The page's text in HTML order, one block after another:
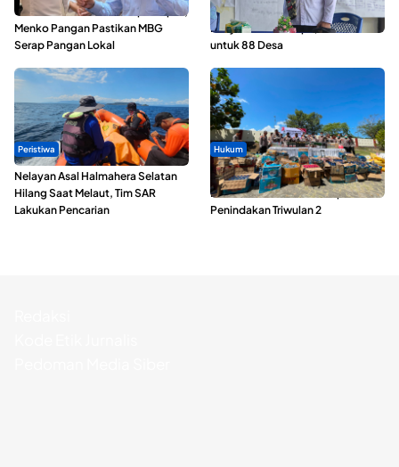
SPPG di Maluku Utara Dipercepat,
Menko Pangan Pastikan MBG
Serap Pangan Lokal
ABDESI Morotai Apresiasi
Penyaluran ADD Rp3,13 Miliar
untuk 88 Desa
Peristiwa
Nelayan Asal Halmahera Selatan
Hilang Saat Melaut, Tim SAR
Lakukan Pencarian
Hukum
Polda Maluku Utara Musnahkan
Ribuan Liter Miras Hasil Operasi
Penindakan Triwulan 2